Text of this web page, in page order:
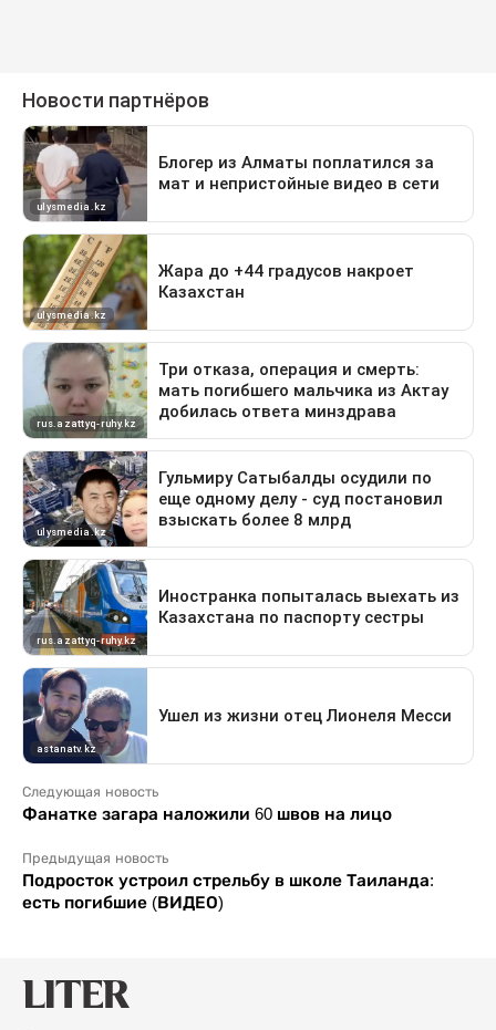
Следующая новость
Фанатке загара наложили 60 швов на лицо
Предыдущая новость
Подросток устроил стрельбу в школе Таиланда:
есть погибшие (ВИДЕО)